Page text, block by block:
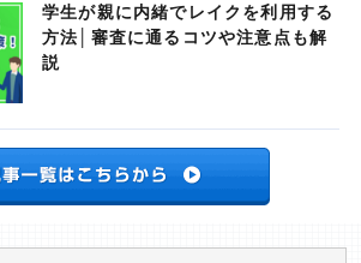
学生が親に内緒でレイクを利用する
方法│審査に通るコツや注意点も解
説